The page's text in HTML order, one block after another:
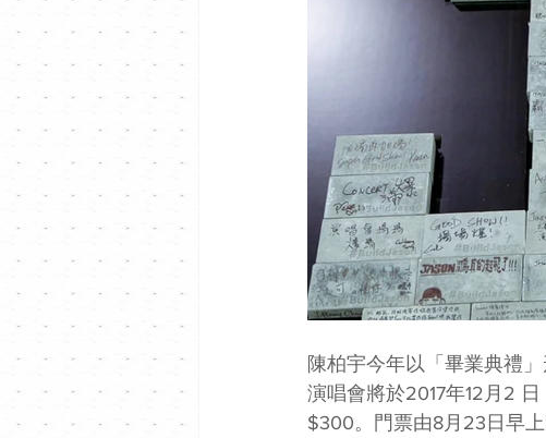
陳柏宇今年以「畢業典禮
演唱會將於2017年12月2
$300。門票由8月23日早